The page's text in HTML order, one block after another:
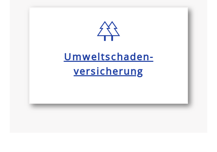
Umweltschaden-
versicherung